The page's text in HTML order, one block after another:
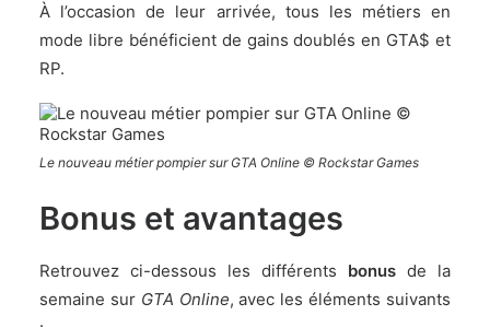
À l’occasion de leur arrivée, tous les métiers en
mode libre bénéficient de gains doublés en GTA$ et
RP.
Le nouveau métier pompier sur GTA Online © Rockstar Games
Bonus et avantages
Retrouvez ci-dessous les différents bonus de la
semaine sur GTA Online, avec les éléments suivants